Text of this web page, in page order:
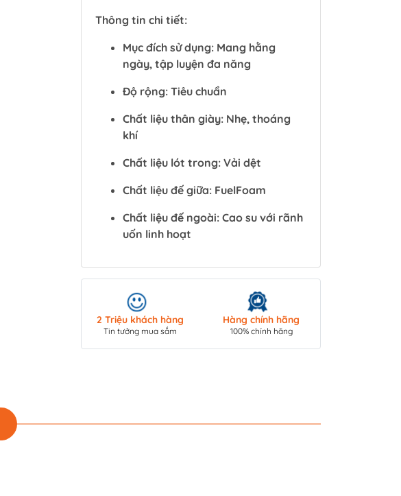
Thông tin chi tiết:
Mục đích sử dụng: Mang hằng
ngày, tập luyện đa năng
Độ rộng: Tiêu chuẩn
Chất liệu thân giày: Nhẹ, thoáng
khí
Chất liệu lót trong: Vải dệt
Chất liệu đế giữa: FuelFoam
Chất liệu đế ngoài: Cao su với rãnh
uốn linh hoạt
2 Triệu khách hàng
Tin tưởng mua sắm
Hàng chính hãng
100% chính hãng